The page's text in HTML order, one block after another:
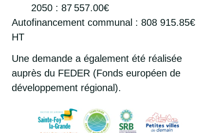
2050 : 87 557.00€
Autofinancement communal : 808 915.85€
HT
Une demande a également été réalisée
auprès du FEDER (Fonds européen de
développement régional).